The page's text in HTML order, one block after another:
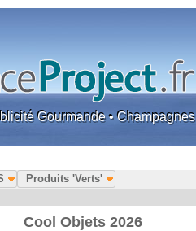
Gourmande • Champagnes
Produits 'Verts'
Cool Objets 2026